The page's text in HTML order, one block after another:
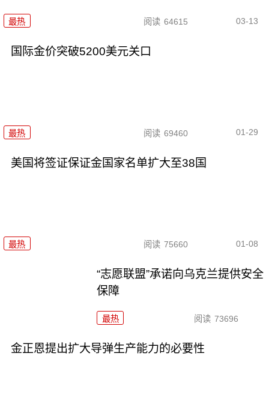
最热 阅读 64615 03-13
国际金价突破5200美元关口
最热 阅读 69460 01-29
美国将签证保证金国家名单扩大至38国
最热 阅读 75660 01-08
“志愿联盟”承诺向乌克兰提供安全
保障
最热 阅读 73696
金正恩提出扩大导弹生产能力的必要性